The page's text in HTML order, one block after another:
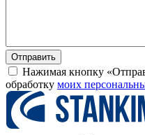
Нажимая кнопку
обработку моих